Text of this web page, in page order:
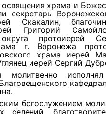
храма и
Скакалин,
Григорий
протоиерей
г. Воронежа
храма иерей
иерей Сергий
молитвенно
богослужением